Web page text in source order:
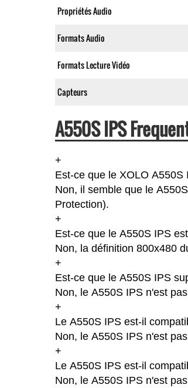
Propriétés Audio
Formats Audio
Formats Lecture Vidéo
Capteurs
A550S IPS
+
Est-ce que le XOLO A550S
Non, il semble que le
Protection).
+
Est-ce que le A550S IPS
Non, la définition 800x480
+
Est-ce que le A550S IPS
Non, le A550S IPS n'est
+
Le A550S IPS est-il
Non, le A550S IPS n'est
+
Le A550S IPS est-il
Non, le A550S IPS n'est